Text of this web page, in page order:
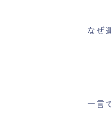
なぜ
一言